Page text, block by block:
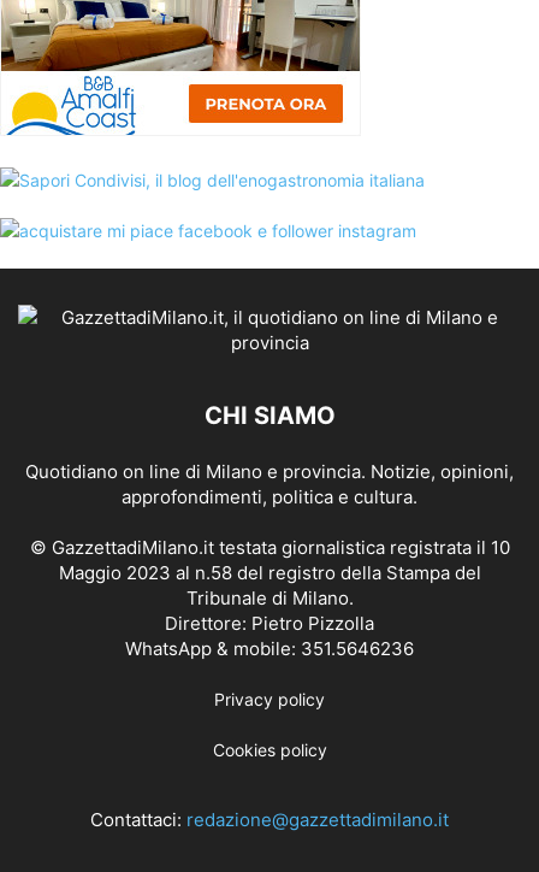
CHI SIAMO
Quotidiano on line di Milano e provincia. Notizie, opinioni,
approfondimenti, politica e cultura.
© GazzettadiMilano.it testata giornalistica registrata il 10
Maggio 2023 al n.58 del registro della Stampa del
Tribunale di Milano.
Direttore: Pietro Pizzolla
WhatsApp & mobile: 351.5646236
Privacy policy
Cookies policy
Contattaci: redazione@gazzettadimilano.it